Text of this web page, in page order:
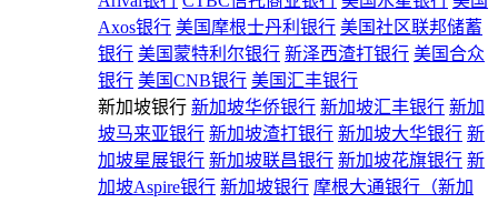
Axos银行 美国摩根士丹利银行 美国社区联邦储蓄
银行 美国蒙特利尔银行 新泽西渣打银行 美国合众
银行 美国CNB银行 美国汇丰银行
新加坡银行 新加坡华侨银行 新加坡汇丰银行 新加
坡马来亚银行 新加坡渣打银行 新加坡大华银行 新
加坡星展银行 新加坡联昌银行 新加坡花旗银行 新
加坡Aspire银行 新加坡银行 摩根大通银行（新加